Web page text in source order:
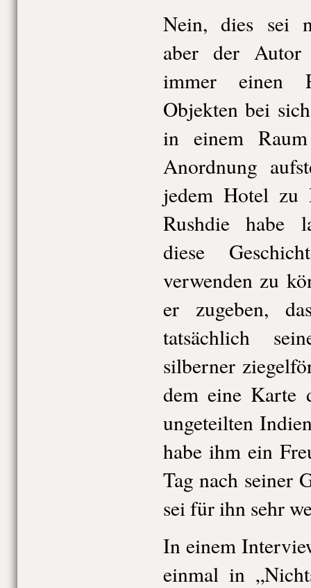
Nein, dies sei
aber der
immer einen
Objekten bei
in einem
Anordnung
jedem Hotel zu
Rushdie habe
diese
verwenden zu
er zugeben,
tatsächlich
silberner
dem eine Karte
ungeteilten
habe ihm ein
Tag nach seiner
sei für ihn sehr
In einem
einmal in